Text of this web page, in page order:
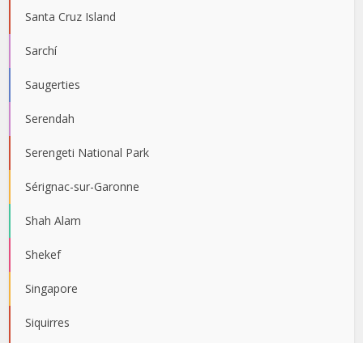
Santa Cruz Island
Sarchí
Saugerties
Serendah
Serengeti National Park
Sérignac-sur-Garonne
Shah Alam
Shekef
Singapore
Siquirres